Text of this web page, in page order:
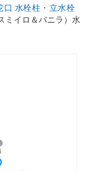
口 水栓柱・立水栓
ミイロ＆バニラ）水